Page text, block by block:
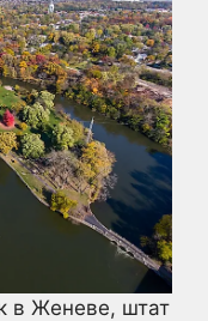
в Женеве, штат